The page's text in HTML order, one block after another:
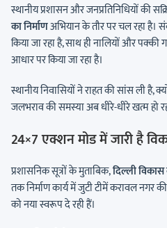
स्थानीय प्रशासन और जनप्रतिनिधियों की
का निर्माणअभियान के तौर पर चल रहा है।
किया जा रहा है, साथ ही नालियों और पक्की
आधार पर किया जा रहा है।
स्थानीय निवासियों ने राहत की सांस ली
जलभराव की समस्या अब धीरे-धीरे खत्म हो
24×7 एक्शन मोड में जारी है
प्रशासनिक सूत्रों के मुताबिक,दिल्ली विकास
तक निर्माण कार्य में जुटी टीमें करावल नगर
को नया स्वरूप दे रही हैं।